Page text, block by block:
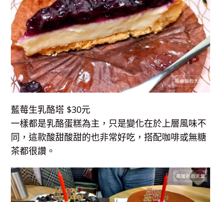
藍莓生乳酪塔 $30元
一樣都是乳酪蛋糕為主，只是變化在於上層風味不
同，這款酸甜酸甜的也非常好吃，搭配咖啡或無糖
茶都很讚。